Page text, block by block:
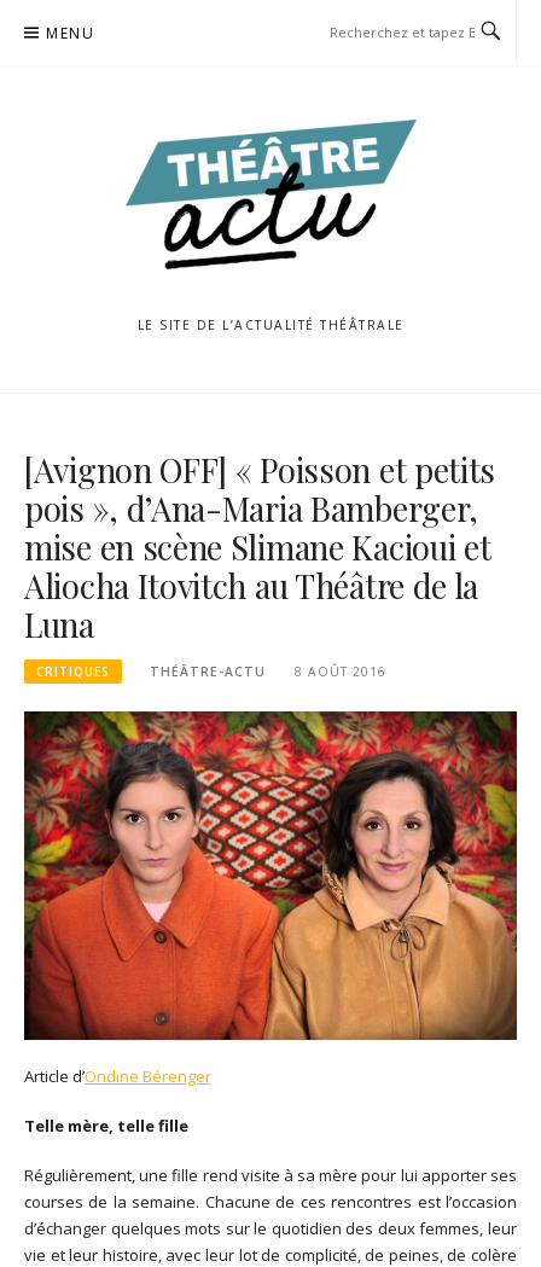
MENU
LE SITE DE L’ACTUALITÉ THÉÂTRALE
[Avignon OFF] « Poisson et petits
pois », d’Ana-Maria Bamberger,
mise en scène Slimane Kacioui et
Aliocha Itovitch au Théâtre de la
Luna
CRITIQUES THÉÂTRE-ACTU 8 AOÛT 2016
Article d’Ondine Bérenger
Telle mère, telle fille
Régulièrement, une fille rend visite à sa mère pour lui apporter ses
courses de la semaine. Chacune de ces rencontres est l’occasion
d’échanger quelques mots sur le quotidien des deux femmes, leur
vie et leur histoire, avec leur lot de complicité, de peines, de colère